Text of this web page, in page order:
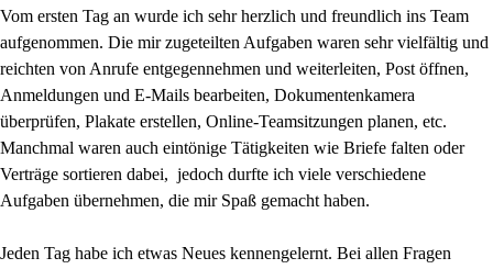
Vom ersten Tag an wurde ich sehr herzlich und freundlich ins Team
aufgenommen. Die mir zugeteilten Aufgaben waren sehr vielfältig und
reichten von Anrufe entgegennehmen und weiterleiten, Post öffnen,
Anmeldungen und E-Mails bearbeiten, Dokumentenkamera
überprüfen, Plakate erstellen, Online-Teamsitzungen planen, etc.
Manchmal waren auch eintönige Tätigkeiten wie Briefe falten oder
Verträge sortieren dabei, jedoch durfte ich viele verschiedene
Aufgaben übernehmen, die mir Spaß gemacht haben.
Jeden Tag habe ich etwas Neues kennengelernt. Bei allen Fragen